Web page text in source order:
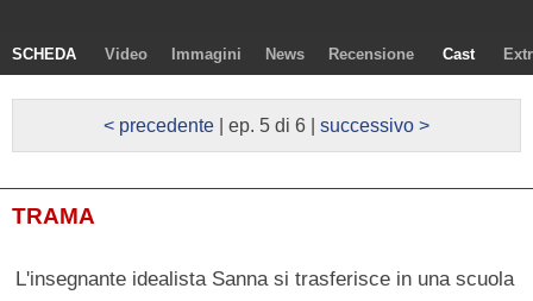
SCHEDA Video Immagini News Recensione Cast
< precedente | ep. 5 di 6 | successivo >
TRAMA
L'insegnante idealista Sanna si trasferisce in una scuola